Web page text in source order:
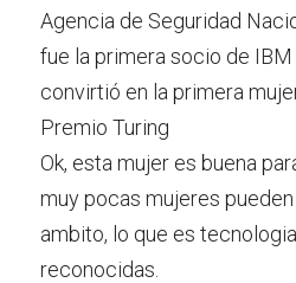
Agencia de Seguridad
fue la primera socio de
convirtió en la primera
Premio Turing
Ok, esta mujer es buena
muy pocas mujeres
ambito, lo que es
reconocidas.